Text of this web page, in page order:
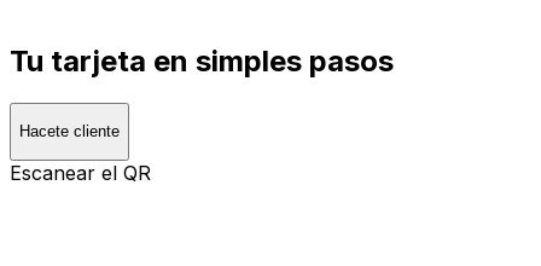
Tu tarjeta en simples pasos
Hacete cliente
Escanear el QR